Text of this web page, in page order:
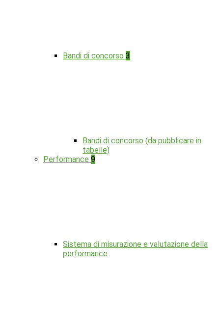
Bandi di concorso 3
Bandi di concorso (da pubblicare in
tabelle)
Performance 9
Sistema di misurazione e valutazione della
performance